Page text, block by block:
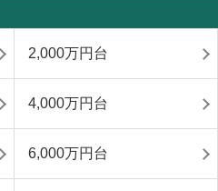
2,000万円台
4,000万円台
6,000万円台